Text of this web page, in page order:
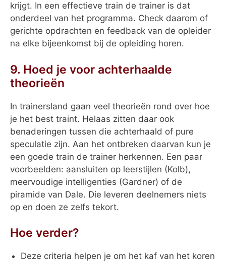
krijgt. In een effectieve train de trainer is dat
onderdeel van het programma. Check daarom of
gerichte opdrachten en feedback van de opleider
na elke bijeenkomst bij de opleiding horen.
9. Hoed je voor achterhaalde
theorieën
In trainersland gaan veel theorieën rond over hoe
je het best traint. Helaas zitten daar ook
benaderingen tussen die achterhaald of pure
speculatie zijn. Aan het ontbreken daarvan kun je
een goede train de trainer herkennen. Een paar
voorbeelden: aansluiten op leerstijlen (Kolb),
meervoudige intelligenties (Gardner) of de
piramide van Dale. Die leveren deelnemers niets
op en doen ze zelfs tekort.
Hoe verder?
Deze criteria helpen je om het kaf van het koren